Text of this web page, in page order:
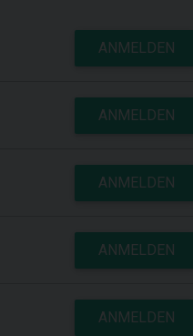
ANMELDEN
ANMELDEN
ANMELDEN
ANMELDEN
ANMELDEN